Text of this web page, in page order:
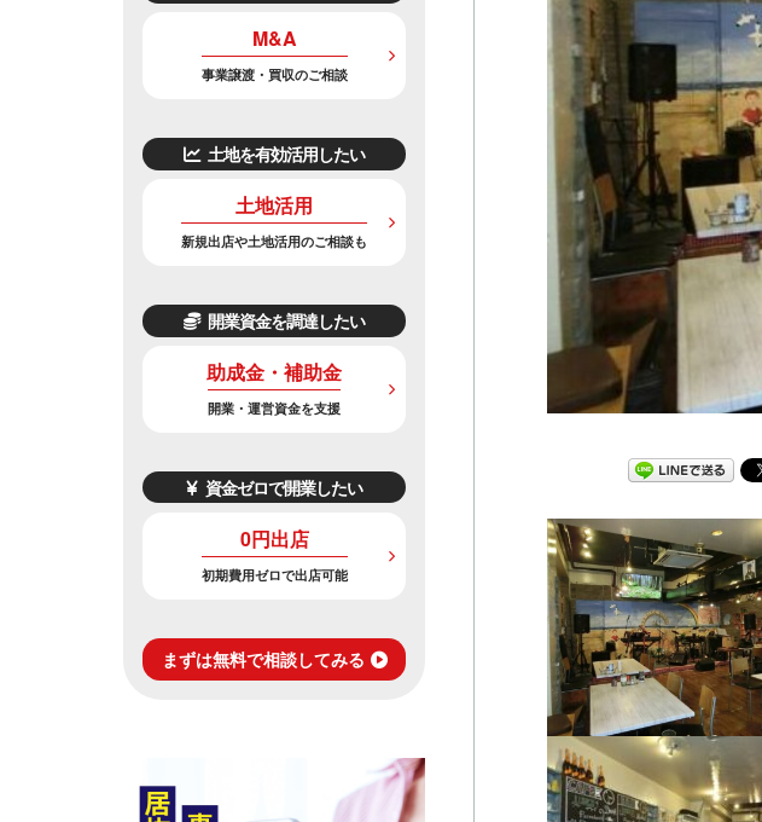
M&A
事業譲渡・買収のご相談
土地を有効活用したい
土地活用
新規出店や土地活用のご相談も
開業資金を調達したい
助成金・補助金
開業・運営資金を支援
資金ゼロで開業したい
0円出店
初期費用ゼロで出店可能
まずは無料で相談してみる